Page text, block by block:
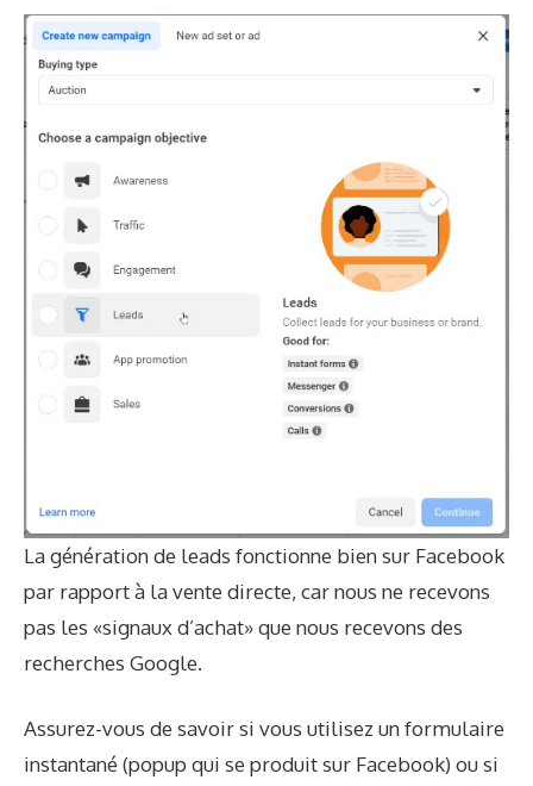
La génération de leads fonctionne bien sur Facebook
par rapport à la vente directe, car nous ne recevons
pas les «signaux d’achat» que nous recevons des
recherches Google.
Assurez-vous de savoir si vous utilisez un formulaire
instantané (popup qui se produit sur Facebook) ou si